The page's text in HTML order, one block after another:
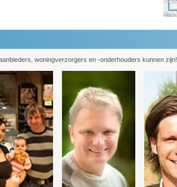
woningverzorgers en -onderhouders kunnen zijn!